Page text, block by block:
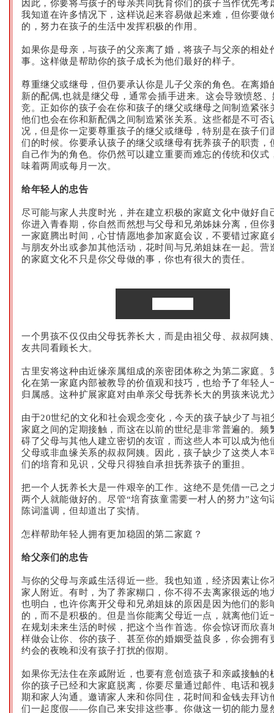
因此，你要将与孩子的母亲共同抚育你们的孩子当作优先考
我知道在许多情况下，这样说起来容易做起来难，但你要做
的，努力在孩子的生活中发挥积极的作用。
如果你是母亲，与孩子的父亲离了婚，将孩子与父亲的相处
事。这样做是帮助你的孩子成长为他们最好的样子。
尊重继父或继母，但仍要承认你是儿子父亲的角色。在离婚
新的配偶,也就是继父母，通常会插手进来。这会导致愤怒
竞。正如你的孩子会在你和孩子的继父或继母之间制造紧张
他们也会在你和新配偶之间制造紧张关系。这些都是不可否
况，但是你一定要尊重孩子的继父或继母，特别是在孩子们
们的时候。你要承认孩子的继父或继母有抚养孩子的职责，
自己作为的角色。你仍然可以建立重要而难忘的传统和仪式
味着两周或每月一次。
给年轻人的忠告
尽可能与家人共度时光，并在建立积极的家庭文化中做好自
你进入青春期，你自然而然想与父母和兄弟姊妹分离，但你
一家庭腾出时间，心甘情愿地参加家庭会议，不要错过家庭
与朋友外出或参加其他活动，花时间与兄弟姐妹在一起。营
的家庭文化不只是你父母做的事，你也有很大的责任。
一个男孩不仅仅由父母抚养长大，而是由祖父母、叔叔阿姨
友共同看顾长大。
古里安将这种由近缘亲属组成的亲密团体称之为第二家庭。
化在第一家庭内部被教导的价值观和技巧，也给予了年轻人
归属感。这种扩展家庭对由单亲父母抚养长大的男孩来说尤
由于20世纪的文化和社会观念变化，今天的孩子缺少了与祖
家庭之间的定期接触，而这在以前的世纪是非常普遍的。频
碍了父母与其他人建立密切的友谊，而这些人本可以成为他
父母或非血缘关系的叔叔阿姨。因此，孩子缺少了这类人本
们的培育和见识，父母只得独自承担抚养孩子的重担。
把一个人抚养长大是一件艰辛的工作。这绝不是凭借一己之
两个人就能做好的。尽管“培育孩童需要一村人的努力”这句
陈词滥调，但却道出了实情。
怎样帮助年轻人拥有更加稳固的第二家庭？
给父亲们的忠告
与你的父母与亲戚生活得近一些。我也知道，经济因素让你
家人附近。有时，为了养家糊口，你不得不去离家很远的地
也明白，也许你离开父母和兄弟姐妹的原因是因为他们的影
的，而不是积极的。但是当你能离父母近一点，就离他们近
在规划未来生活的时候，把这个当作首选。你会惊讶而欣喜
样做会让你、你的孩子、甚至你的婚姻受益良多，你会拥有
约会的夜晚和没有孩子打扰的假期。
如果你无法住在亲戚附近，也要有意创造孩子和亲戚接触的
你的孩子已经和大家庭脱离，你要尽量通过邮件、电话和视
期和家人沟通。邀请家人来和你同住，花时间和金钱去拜访
们一起度假——你自己来安排这些事。你做这一切的能力显